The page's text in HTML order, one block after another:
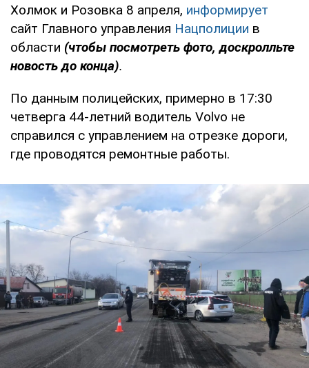
Холмок и Розовка 8 апреля, информирует
сайт Главного управления Нацполиции в
области (чтобы посмотреть фото, доскролльте
новость до конца).
По данным полицейских, примерно в 17:30
четверга 44-летний водитель Volvo не
справился с управлением на отрезке дороги,
где проводятся ремонтные работы.